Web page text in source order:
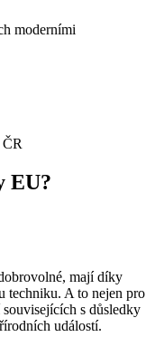
moderními
EU?
mají díky
techniku. A to nejen pro
souvisejících s důsledky
událostí.